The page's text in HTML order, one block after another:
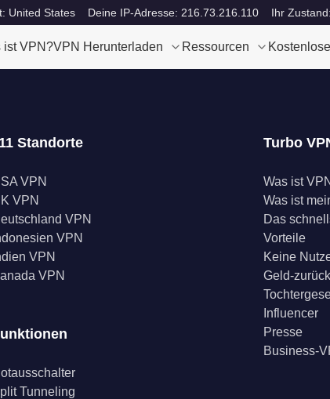
United States Deine IP-Adresse: 216.73.216.110 Ihr Zustand:
ist VPN?VPN Herunterladen Ressourcen
Standorte
VPN
VPN
VPN
VPN
VPN
VPN
Tunneling
Turbo
Was ist VPN
Was ist
Das
Vorteile
Keine
Geld-
Influencer
Presse
Business-